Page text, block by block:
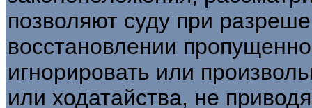
позволяют суду при
восстановлении
игнорировать или
или ходатайства, не